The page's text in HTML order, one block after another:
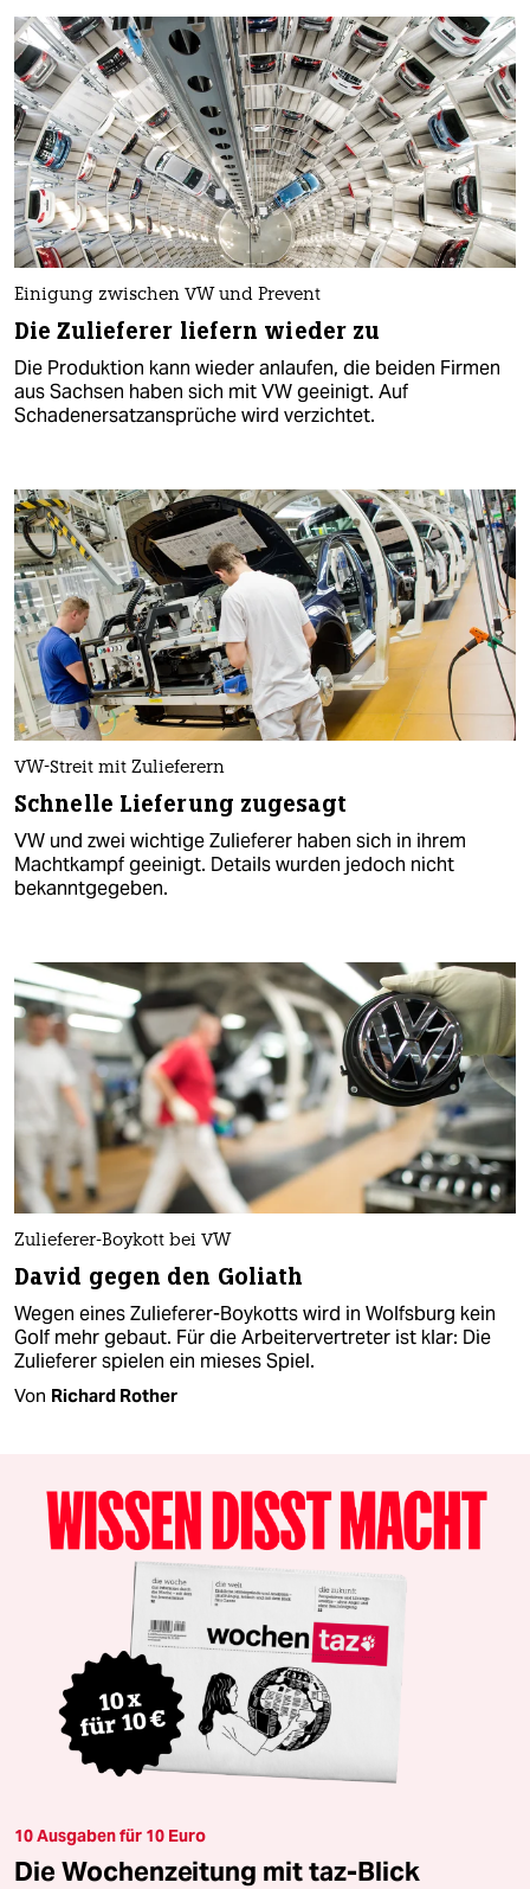
Einigung zwischen VW und Prevent
Die Zulieferer liefern wieder zu
Die Produktion kann wieder anlaufen, die beiden Firmen
aus Sachsen haben sich mit VW geeinigt. Auf
Schadenersatzansprüche wird verzichtet.
VW-Streit mit Zulieferern
Schnelle Lieferung zugesagt
VW und zwei wichtige Zulieferer haben sich in ihrem
Machtkampf geeinigt. Details wurden jedoch nicht
bekanntgegeben.
Zulieferer-Boykott bei VW
David gegen den Goliath
Wegen eines Zulieferer-Boykotts wird in Wolfsburg kein
Golf mehr gebaut. Für die Arbeitervertreter ist klar: Die
Zulieferer spielen ein mieses Spiel.
Von Richard Rother
10 Ausgaben für 10 Euro
Die Wochenzeitung mit taz-Blick